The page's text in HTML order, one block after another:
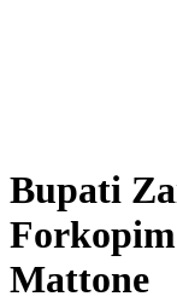
Bupati
Mattone